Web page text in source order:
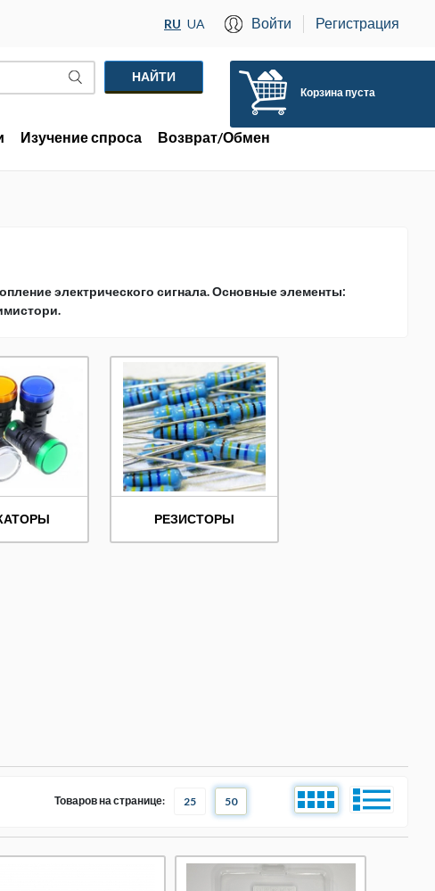
RU UA Войти Регистрация
Корзина пуста
Изучение спроса Возврат/Обмен
электрического сигнала. Основные элементы:
РЕЗИСТОРЫ
Товаров на странице: 25 50